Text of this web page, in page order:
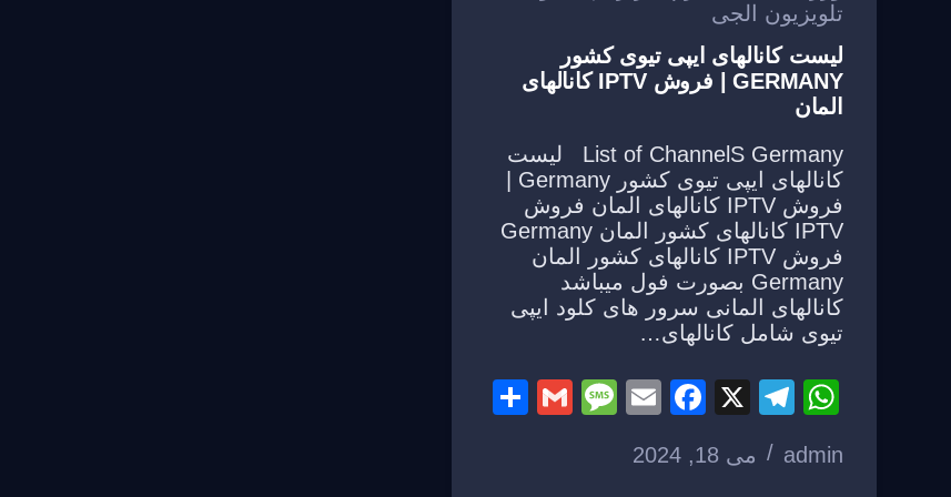
تلویزیون الجی
لیست کانالهای ایپی تیوی کشور
GERMANY | فروش IPTV کانالهای
المان
List of ChannelS Germany لیست
فروش IPTV کانالهای المان فروش
IPTV کانالهای کشور المان Germany
فروش IPTV کانالهای کشور المان
Germany بصورت فول میباشد
کانالهای المانی سرور های کلود ایپی
تیوی شامل کانالهای…
W
at
T
e
X
F
c
E
M
G
admin می 18, 2024